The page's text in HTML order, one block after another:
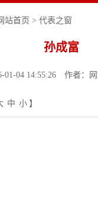
站首页 > 代表之窗
孙成富
01-04 14:55:26 作者：
中 小 】